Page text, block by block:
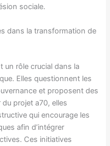
sociale.
dans la transformation de
un rôle crucial dans la
Elles questionnent les
et proposent des
projet a70, elles
qui encourage les
afin d’intégrer
Ces initiatives